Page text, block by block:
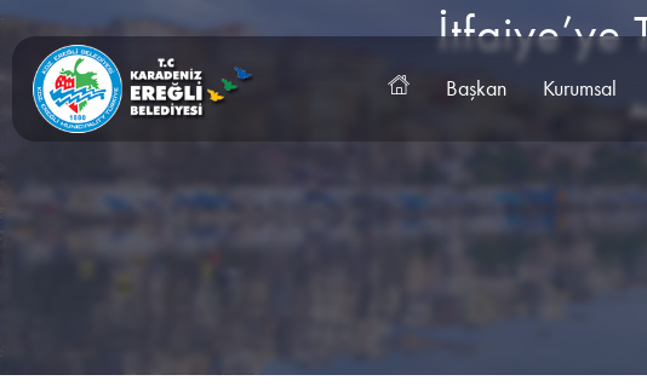
Başkan Kurumsal
İtfaiye’ye